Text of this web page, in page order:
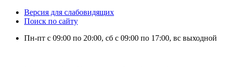
Версия для слабовидящих
Поиск по сайту
Пн-пт с 09:00 по 20:00, сб с 09:00 по 17:00, вс выходной